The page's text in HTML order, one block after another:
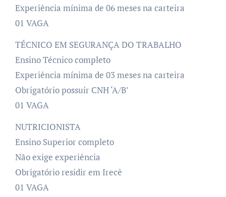
Experiência mínima de 06 meses na carteira
01 VAGA
TÉCNICO EM SEGURANÇA DO TRABALHO
Ensino Técnico completo
Experiência mínima de 03 meses na carteira
Obrigatório possuir CNH ‘A/B’
01 VAGA
NUTRICIONISTA
Ensino Superior completo
Não exige experiência
Obrigatório residir em Irecê
01 VAGA